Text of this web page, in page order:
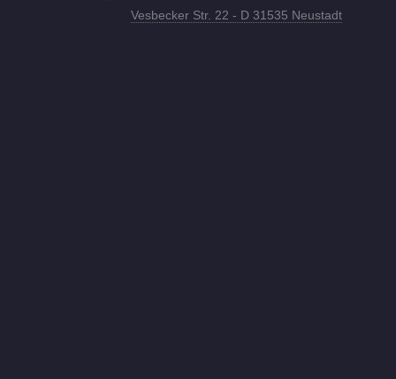
Vesbecker Str. 22 - D 31535 Neustadt